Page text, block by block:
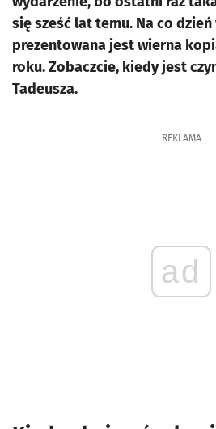
się sześć lat temu. Na co
prezentowana jest wierna
roku. Zobaczcie, kiedy jest
Tadeusza.
REKLAMA
ad